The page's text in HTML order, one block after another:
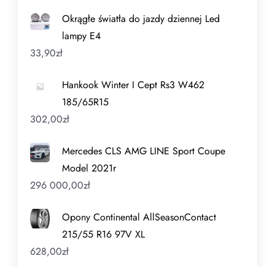
Okrągłe światła do jazdy dziennej Led
lampy E4
33,90zł
Hankook Winter I Cept Rs3 W462
185/65R15
302,00zł
Mercedes CLS AMG LINE Sport Coupe
Model 2021r
296 000,00zł
Opony Continental AllSeasonContact
215/55 R16 97V XL
628,00zł